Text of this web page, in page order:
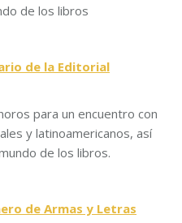
de los libros
de la Editorial
para un encuentro con
y latinoamericanos, así
de los libros.
de Armas y Letras